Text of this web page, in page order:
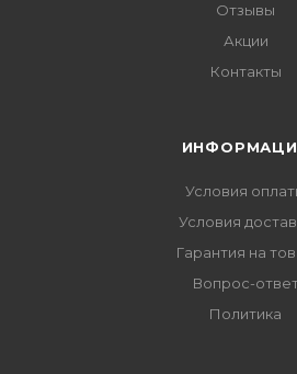
Отзывы
Акции
Контакты
Условия
Условия
Гарантия на
Вопрос-
Политика